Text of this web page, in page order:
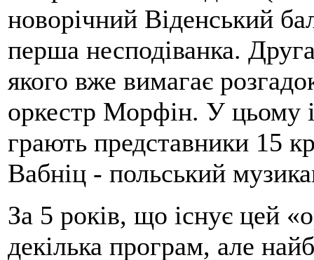
новорічний Віденський
перша несподіванка.
якого вже вимагає
оркестр Морфін. У цьому
грають представники 15
Вабніц - польський
За 5 років, що існує цей
декілька програм, але